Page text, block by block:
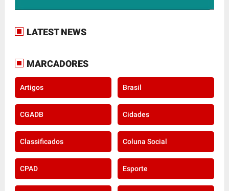
LATEST NEWS
MARCADORES
Artigos Brasil
CGADB Cidades
Classificados Coluna Social
CPAD Esporte